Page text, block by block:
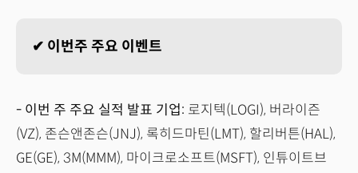
✔ 이번주 주요 이벤트
- 이번 주 주요 실적 발표 기업: 로지텍(LOGI), 버라이즌
(VZ), 존슨앤존슨(JNJ), 록히드마틴(LMT), 할리버튼(HAL),
GE(GE), 3M(MMM), 마이크로소프트(MSFT), 인튜이트브